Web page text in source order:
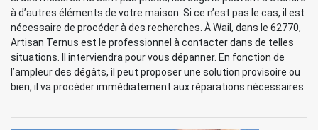
à d’autres éléments de votre maison. Si ce n’est pas le cas, il est
nécessaire de procéder à des recherches. À Wail, dans le 62770,
Artisan Ternus est le professionnel à contacter dans de telles
situations. Il interviendra pour vous dépanner. En fonction de
l’ampleur des dégâts, il peut proposer une solution provisoire ou
bien, il va procéder immédiatement aux réparations nécessaires.